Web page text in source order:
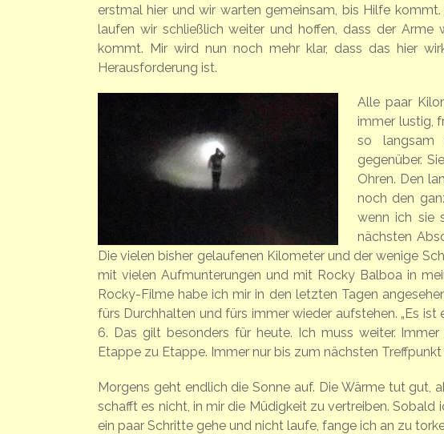
erstmal hier und wir warten gemeinsam, bis Hilfe kommt.
laufen wir schließlich weiter und hoffen, dass der Arme
kommt. Mir wird nun noch mehr klar, dass das hier
Herausforderung ist.
Alle paar
immer lustig,
so langsam
gegenüber.
Ohren. Den
noch den
wenn ich sie
nächsten
Die vielen bisher gelaufenen Kilometer und der wenige
mit vielen Aufmunterungen und mit Rocky Balboa in
Rocky-Filme habe ich mir in den letzten Tagen
fürs Durchhalten und fürs immer wieder aufstehen. „Es
6. Das gilt besonders für heute. Ich muss weiter.
Etappe zu Etappe. Immer nur bis zum nächsten
Morgens geht endlich die Sonne auf. Die Wärme tut gut,
schafft es nicht, in mir die Müdigkeit zu vertreiben. Sobald
ein paar Schritte gehe und nicht laufe, fange ich an zu